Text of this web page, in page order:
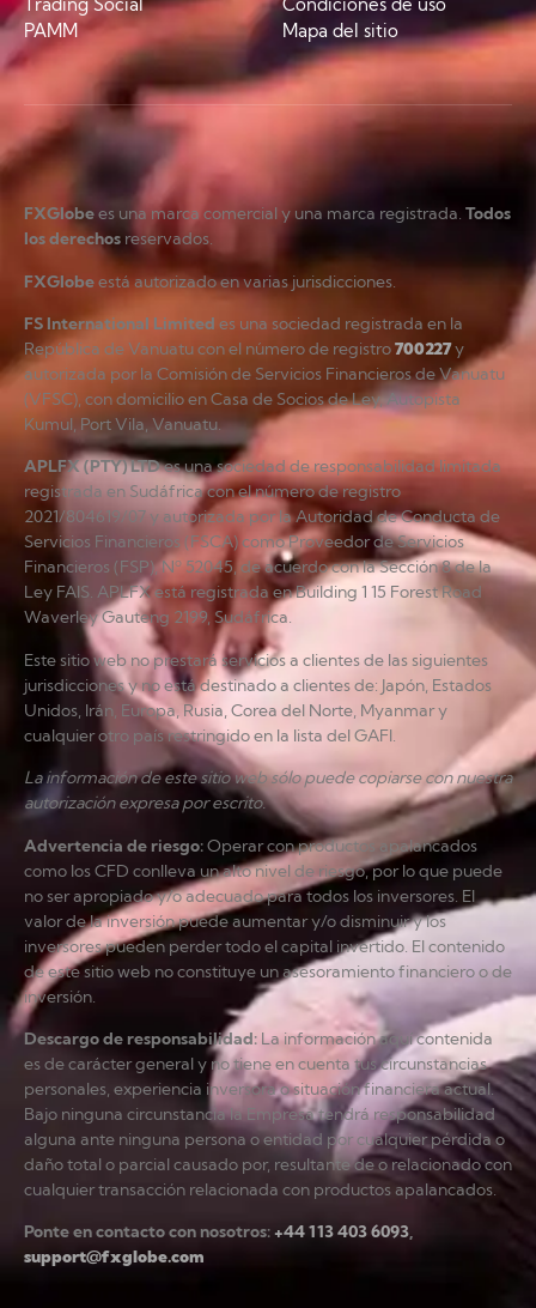
PAMM
Mapa del sitio
FXGlobees una marca comercial y una marca registrada. Todos
los derechos reservados.
FXGlobeestá autorizado en varias jurisdicciones.
FS International Limited es una sociedad registrada en la
República de Vanuatu con el número de registro700227y
autorizada por la Comisión de Servicios Financieros de Vanuatu
(VFSC), con domicilio en Casa de Socios de Ley, Autopista
Kumul, Port Vila, Vanuatu.
APLFX (PTY) LTDes una sociedad de responsabilidad limitada
registrada en Sudáfrica con el número de registro
2021/804619/07 y autorizada por la Autoridad de Conducta de
Servicios Financieros (FSCA) como Proveedor de Servicios
Financieros (FSP), Nº 52045, de acuerdo con la Sección 8 de la
Ley FAIS. APLFX está registrada en Building 1 15 Forest Road
Waverley Gauteng 2199, Sudáfrica.
Este sitio web no prestará servicios a clientes de las siguientes
jurisdicciones y no está destinado a clientes de: Japón, Estados
Unidos, Irán, Europa, Rusia, Corea del Norte, Myanmar y
cualquier otro país restringido en la lista del GAFI.
La información de este sitio web sólo puede copiarse con nuestra
autorización expresa por escrito.
Advertencia de riesgo:Operar con productos apalancados
como los CFD conlleva un alto nivel de riesgo, por lo que puede
no ser apropiado y/o adecuado para todos los inversores. El
valor de la inversión puede aumentar y/o disminuir y los
inversores pueden perder todo el capital invertido. El contenido
de este sitio web no constituye un asesoramiento financiero o de
inversión.
Descargo de responsabilidad: La información aquí contenida
es de carácter general y no tiene en cuenta tus circunstancias
personales, experiencia inversora o situación financiera actual.
Bajo ninguna circunstancia la Empresa tendrá responsabilidad
alguna ante ninguna persona o entidad por cualquier pérdida o
daño total o parcial causado por, resultante de o relacionado con
cualquier transacción relacionada con productos apalancados.
Ponte en contacto con nosotros:+44 113 403 6093,
support@fxglobe.com